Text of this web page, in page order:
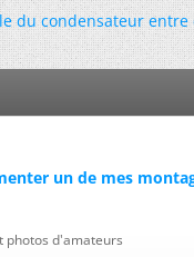
du condensateur entre
un de mes
photos d'amateurs